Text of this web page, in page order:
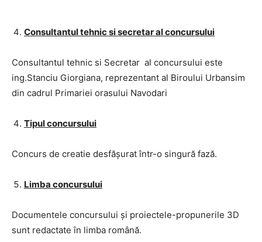
Consultantul tehnic si secretar al concursului
Consultantul tehnic si Secretar al concursului este
ing.Stanciu Giorgiana, reprezentant al Biroului Urbansim
din cadrul Primariei orasului Navodari
Tipul concursului
Concurs de creatie desfășurat într-o singură fază.
Limba concursului
Documentele concursului și proiectele-propunerile 3D
sunt redactate în limba română.